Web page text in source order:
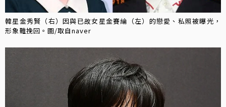
韓星金秀賢（右）因與已故女星金賽綸（左）的戀愛、私照被曝光，
形象難挽回。圖/取自naver